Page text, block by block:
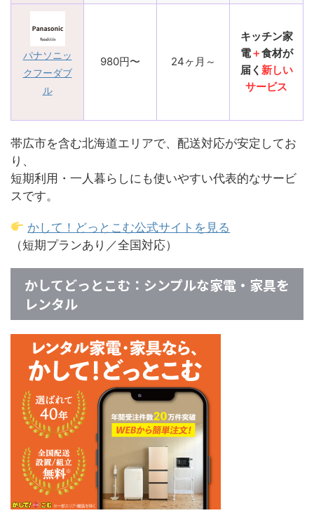
パナソニッ
クフーダブ
ル
980円〜 24ヶ月～
キッチン家
電＋食材が
届く 新しい
サービス
帯広市を含む北海道エリアで、配送対応が安定してお
り、
短期利用・一人暮らしにも使いやすい代表的なサービ
スです。
かして！どっとこむ公式サイトを見る
（短期プランあり／全国対応）
かしてどっとこむ：シンプルな家電・家具を
レンタル